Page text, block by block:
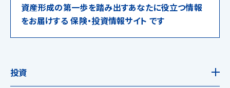
資産形成の第一歩を踏み出すあなたに役立つ情報
をお届けする 保険・投資情報サイト です
投資